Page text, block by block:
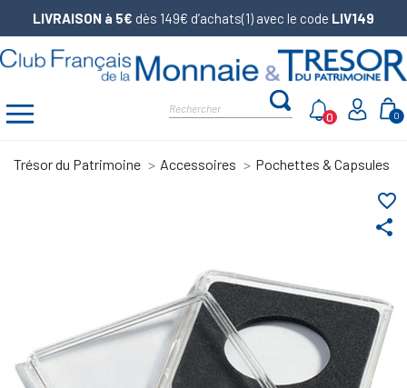
LIVRAISON à 5€ dès 149€ d’achats(1) avec le code LIV149
0
0
Trésor du Patrimoine Accessoires Pochettes & Capsules
share
favorite_border